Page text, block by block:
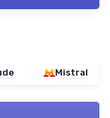
Mistral